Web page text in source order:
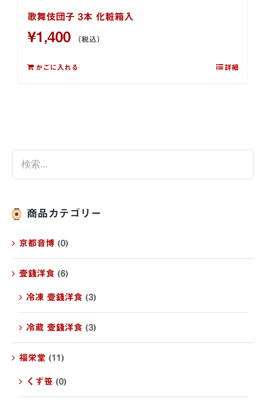
歌舞伎団子 3本 化粧箱入
¥1,400 （税込）
かごに入れる 詳細
商品カテゴリー
京都音博 (0)
壹錢洋食 (6)
冷凍 壹錢洋食 (3)
冷蔵 壹錢洋食 (3)
福栄堂 (11)
くず笹 (0)